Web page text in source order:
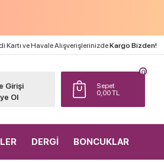
Kartı ve Havale AlışverişlerinizdeKargo Bizden!
Sepet
0,00TL
0
Girişi
Ol
DERGİ BONCUKLAR